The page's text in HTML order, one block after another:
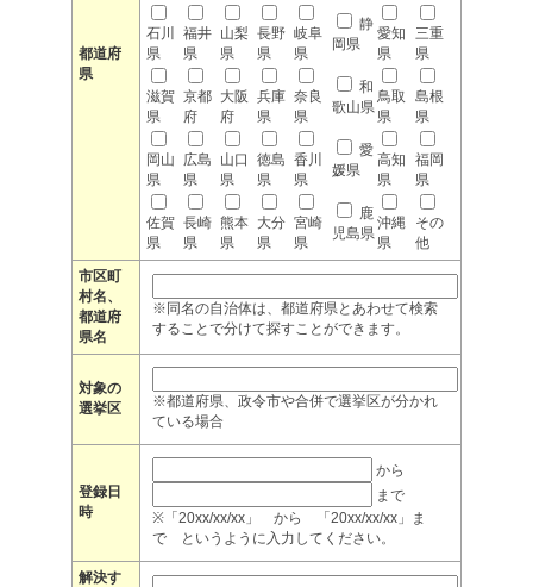
都道府
県
石川
県
福井
県
山梨
県
長野
県
岐阜
県
静
岡県
愛知
県
三重
県
滋賀
県
京都
府
大阪
府
兵庫
県
奈良
県
和
歌山県
鳥取
県
島根
県
岡山
県
広島
県
山口
県
徳島
県
香川
県
愛
媛県
高知
県
福岡
県
佐賀
県
長崎
県
熊本
県
大分
県
宮崎
県
鹿
児島県
沖縄
県
その
他
市区町
村名、
都道府
県名
※同名の自治体は、都道府県とあわせて検索
することで分けて探すことができます。
対象の
選挙区
※都道府県、政令市や合併で選挙区が分かれ
ている場合
登録日
時
から
まで
※「20xx/xx/xx」 から 「20xx/xx/xx」ま
で というように入力してください。
解決す